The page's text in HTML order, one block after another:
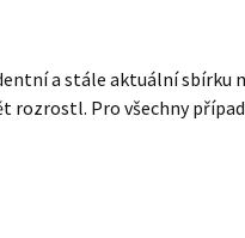
a stále aktuální sbírku
rozrostl. Pro všechny